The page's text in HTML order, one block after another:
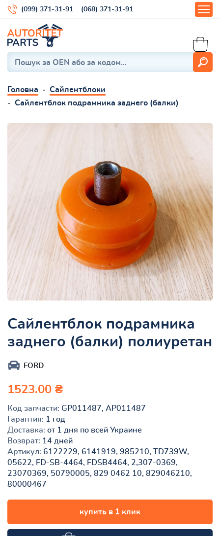
(099) 371-31-91 (068) 371-31-91
Головна
Сайлентблоки
Сайлентблок подрамника заднего (балки)
Сайлентблок подрамника
заднего (балки) полиуретан
FORD
1523.00 ₴
Код запчасти: GP011487, AP011487
Гарантия: 1 год
Доставка: от 1 дня по всей Украине
Возврат: 14 дней
Артикул: 6122229, 6141919, 985210, TD739W,
05622, FD-SB-4464, FDSB4464, 2,307-0369,
23070369, 50790005, 829 0462 10, 829046210,
80000467
купить в 1 клик